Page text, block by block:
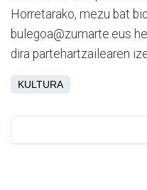
Horretarako, mezu bat
bulegoa@zumarte.eus
dira partehartzailearen
KULTURA